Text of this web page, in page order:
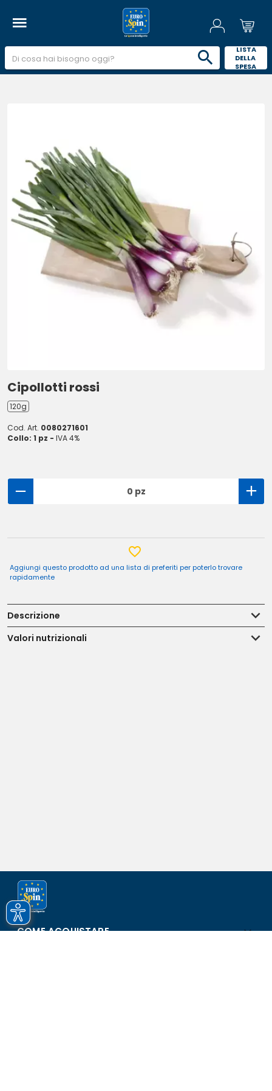
LISTA
DELLA
SPESA
Cipollotti rossi
120g
Cod. Art. 0080271601
Collo: 1 pz - IVA 4%
0 pz
Aggiungi questo prodotto ad una lista di preferiti per poterlo trovare
rapidamente
Descrizione
Valori nutrizionali
COME ACQUISTARE